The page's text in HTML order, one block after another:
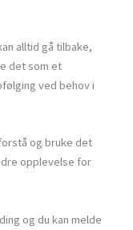
alltid gå tilbake,
det som et
ved behov i
og bruke det
opplevelse for
og du kan melde